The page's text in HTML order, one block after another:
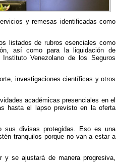
y remesas identificadas como
listados de rubros esenciales como
así como para la liquidación de
Venezolano de los Seguros
investigaciones científicas y otros
académicas presenciales en el
hasta el lapso previsto en la oferta
sus divisas protegidas. Eso es una
tranquilos porque no van a estar a
y se ajustará de manera progresiva,